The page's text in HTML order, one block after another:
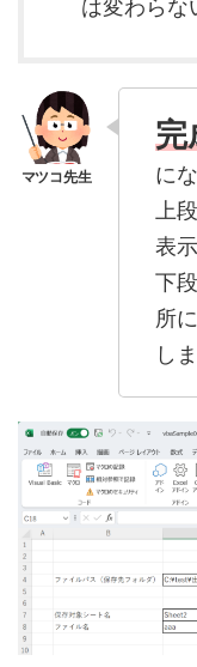
は変わらな
完
に
上
表
下
所
し